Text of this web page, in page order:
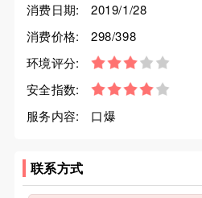
消费日期:
2019/1/28
消费价格:
298/398
环境评分:
安全指数:
服务内容:
口爆
联系方式